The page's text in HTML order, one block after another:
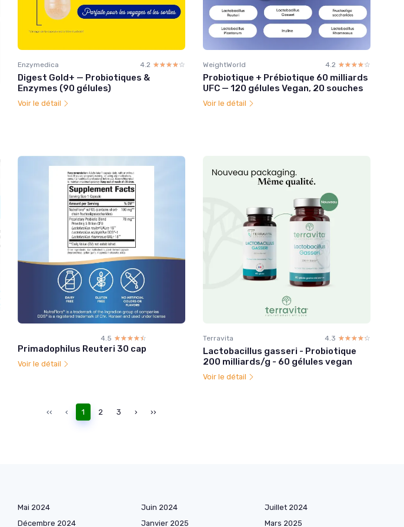
Enzymedica 4.2 ☆☆☆☆☆
★★★★★
Digest Gold+ — Probiotiques &
Enzymes (90 gélules)
Voir le détail
WeightWorld 4.2 ☆☆☆☆☆
★★★★★
Probiotique + Prébiotique 60 milliards
UFC — 120 gélules Vegan, 20 souches
Voir le détail
4.5 ☆☆☆☆☆
★★★★★
Primadophilus Reuteri 30 cap
Voir le détail
Terravita 4.3 ☆☆☆☆☆
★★★★★
Lactobacillus gasseri - Probiotique
200 milliards/g - 60 gélules vegan
Voir le détail
‹‹ ‹ 1 2 3 › ››
Mai 2024 Juin 2024
Juillet 2024
Décembre 2024 Janvier 2025 Mars 2025